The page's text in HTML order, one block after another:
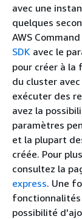
avec une
quelques
AWS
SDK avec le
pour créer à la
du cluster
exécuter des
avez la
paramètres
et la plupart
créée. Pour
consultez la
express. Une
fonctionnalités
possibilité